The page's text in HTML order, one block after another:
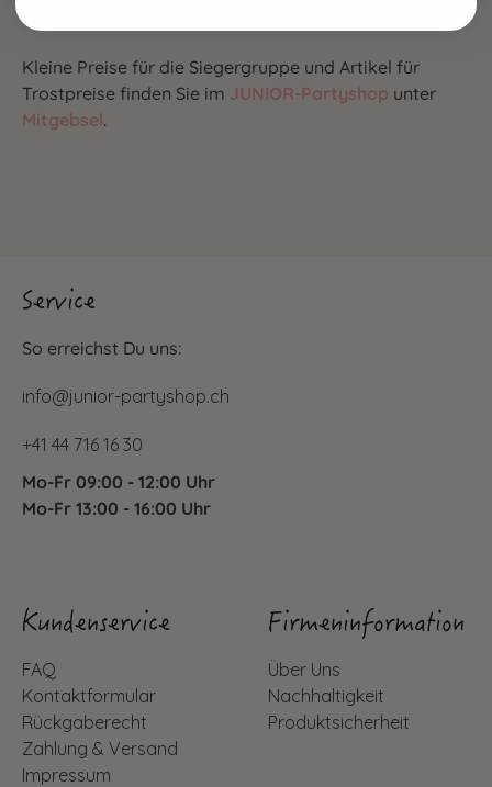
Kleine Preise für die Siegergruppe und Artikel für
Trostpreise finden Sie im JUNIOR-Partyshop unter
Mitgebsel.
Service
So erreichst Du uns:
info@junior-partyshop.ch
+41 44 716 16 30
Mo-Fr 09:00 - 12:00 Uhr
Mo-Fr 13:00 - 16:00 Uhr
Kundenservice
FAQ
Kontaktformular
Rückgaberecht
Zahlung & Versand
Impressum
Firmeninformation
Über Uns
Nachhaltigkeit
Produktsicherheit